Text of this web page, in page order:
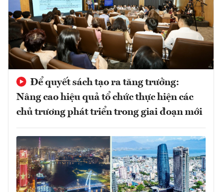
Để quyết sách tạo ra tăng trưởng:
Nâng cao hiệu quả tổ chức thực hiện các
chủ trương phát triển trong giai đoạn mới